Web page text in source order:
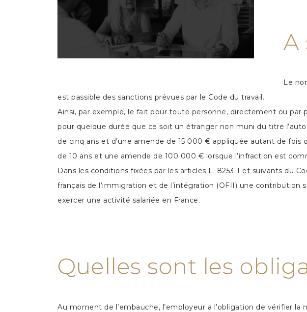
A
Le
est passible des sanctions prévues par le Code du travail.
Ainsi, par exemple, le fait pour toute personne, directement ou par
pour quelque durée que ce soit un étranger non muni du titre
de cinq ans et d’une amende de 15 000 € appliquée autant de
de 10 ans et une amende de 100 000 € lorsque l’infraction est
Dans les conditions fixées par les articles L. 8253-1 et suivants du
français de l’immigration et de l’intégration (OFII) une
exercer une activité salariée en France.
Quelles sont les
Au moment de l’embauche, l’employeur a l’obligation de vérifier